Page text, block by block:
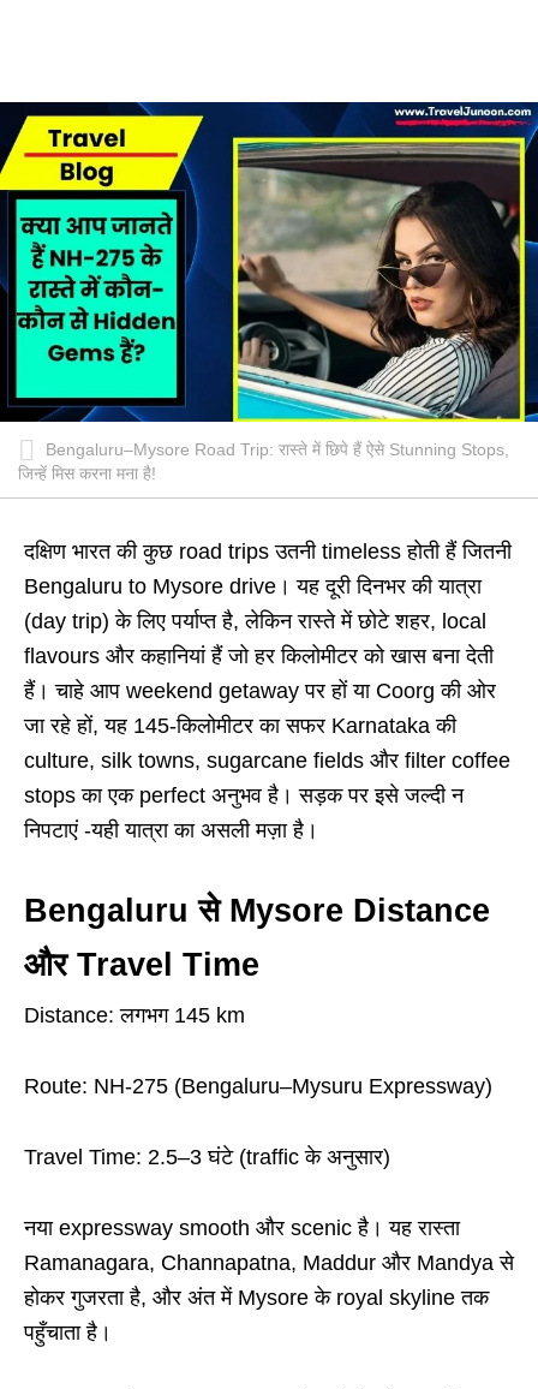
Bengaluru–Mysore Road Trip: रास्ते में छिपे हैं ऐसे Stunning Stops,
जिन्हें मिस करना मना है!
दक्षिण भारत की कुछ road trips उतनी timeless होती हैं जितनी
Bengaluru to Mysore drive। यह दूरी दिनभर की यात्रा
(day trip) के लिए पर्याप्त है, लेकिन रास्ते में छोटे शहर, local
flavours और कहानियां हैं जो हर किलोमीटर को खास बना देती
हैं। चाहे आप weekend getaway पर हों या Coorg की ओर
जा रहे हों, यह 145-किलोमीटर का सफर Karnataka की
culture, silk towns, sugarcane fields और filter coffee
stops का एक perfect अनुभव है। सड़क पर इसे जल्दी न
निपटाएं -यही यात्रा का असली मज़ा है।
Bengaluru से Mysore Distance
और Travel Time
Distance: लगभग 145 km
Route: NH-275 (Bengaluru–Mysuru Expressway)
Travel Time: 2.5–3 घंटे (traffic के अनुसार)
नया expressway smooth और scenic है। यह रास्ता
Ramanagara, Channapatna, Maddur और Mandya से
होकर गुजरता है, और अंत में Mysore के royal skyline तक
पहुँचाता है।